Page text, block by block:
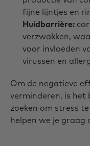
fijne lijntjes en
Huidbarrière:
verzwakken,
voor invloeden
virussen en
Om de negatieve
verminderen, is het
zoeken om stress
helpen we je graag